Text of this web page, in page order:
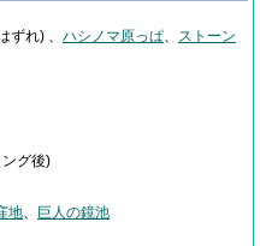
ずれ) 、 ハシノマ原っぱ、 ストーン
グ後)
地、
巨人の鏡池